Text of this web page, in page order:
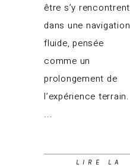
être s’y rencontrent
dans une navigation
fluide, pensée
comme un
prolongement de
l’expérience terrain.
LIRE LA